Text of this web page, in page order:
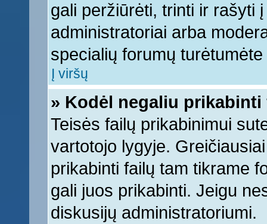
gali peržiūrėti, trinti ir rašyti
administratoriai arba
specialių forumų
Į viršų
» Kodėl negaliu prikabinti
Teisės failų prikabinimui
vartotojo lygyje.
prikabinti failų tam tikrame
gali juos prikabinti. Jeigu
diskusijų administratoriumi.